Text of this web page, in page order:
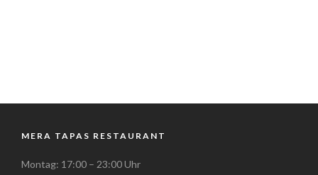
MERA TAPAS RESTAURANT
Montag: 17:00 – 23:00 Uhr